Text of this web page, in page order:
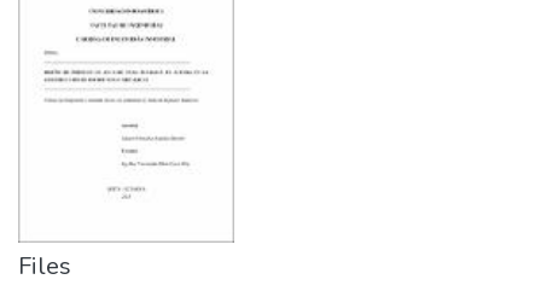
Files